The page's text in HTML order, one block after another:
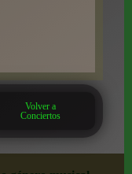
Volver a
Conciertos